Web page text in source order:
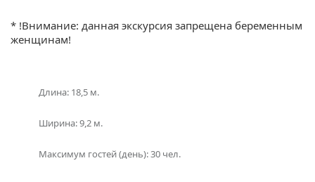
Поделиться:
• Снаряжение для снорклинга
• Безалкогольные напитки
• Фрукты
с Пхукета?” , то в подборе экскурсии вам поможет наш
островов! Либо наш менеджер предложит вам
варианты исходя из ваших пожеланий – просто
* !Внимание: данная экскурсия запрещена беременным
женщинам!
Длина: 18,5 м.
Ширина: 9,2 м.
Максимум гостей (день): 30 чел.